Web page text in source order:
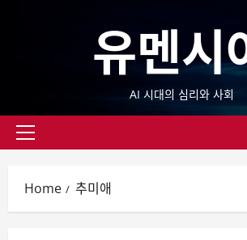
유멘시
AI 시대의 심리와 사회
Primary
Home 추미애